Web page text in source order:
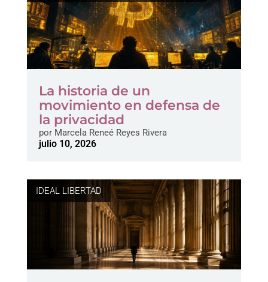
La historia de un
movimiento en defensa de
la privacidad
porMarcela Reneé Reyes Rivera
julio 10, 2026
IDEAL LIBERTAD